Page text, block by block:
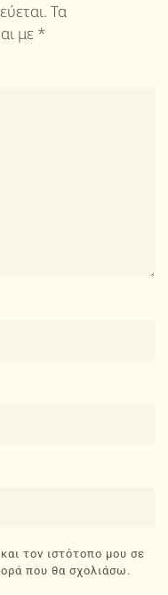
Τα
με *
τον ιστότοπο μου σε
που θα σχολιάσω.